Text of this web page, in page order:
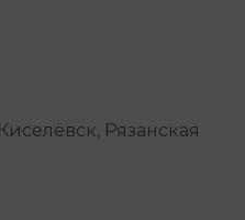
Рязанская